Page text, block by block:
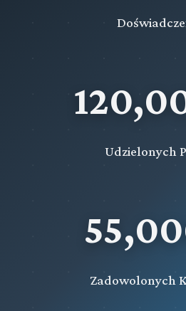
Udzielonych
Zadowolonych